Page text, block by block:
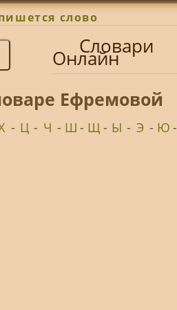
слово
Словари
Онлайн
Ефремовой
- Ц - Ч - Ш - Щ - Ы - Э - Ю-